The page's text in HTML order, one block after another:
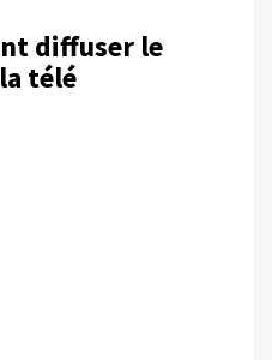
diffuser le
télé